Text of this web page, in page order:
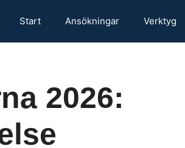
Start Ansökningar Verktyg
2026: